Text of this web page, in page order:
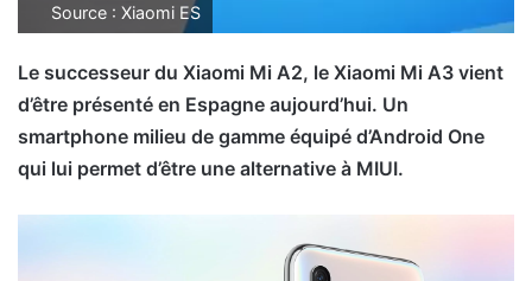
Source : Xiaomi ES
Le successeur du Xiaomi Mi A2, le Xiaomi Mi A3 vient
d’être présenté en Espagne aujourd’hui. Un
smartphone milieu de gamme équipé d’Android One
qui lui permet d’être une alternative à MIUI.